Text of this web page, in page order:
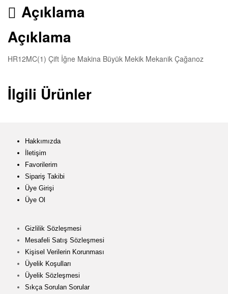
Açıklama
Açıklama
HR12MC(1) Çift İğne Makina Büyük Mekik Mekanik Çağanoz
İlgili Ürünler
Hakkımızda
İletişim
Favorilerim
Sipariş Takibi
Üye Girişi
Üye Ol
Gizlilik Sözleşmesi
Mesafeli Satış Sözleşmesi
Kişisel Verilerin Korunması
Üyelik Koşulları
Üyelik Sözleşmesi
Sıkça Sorulan Sorular